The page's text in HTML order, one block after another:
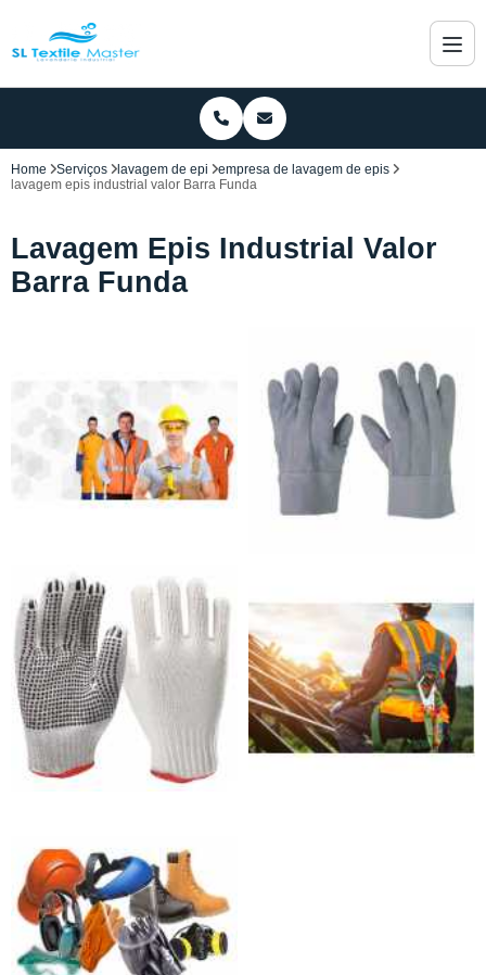
Home Serviços lavagem de epi
empresa de lavagem de epis
lavagem epis industrial valor Barra Funda
Lavagem Epis Industrial Valor
Barra Funda